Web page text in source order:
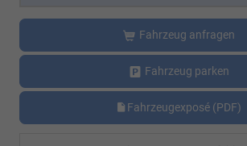
Fahrzeug anfragen
Fahrzeug parken
Fahrzeugexposé (PDF)